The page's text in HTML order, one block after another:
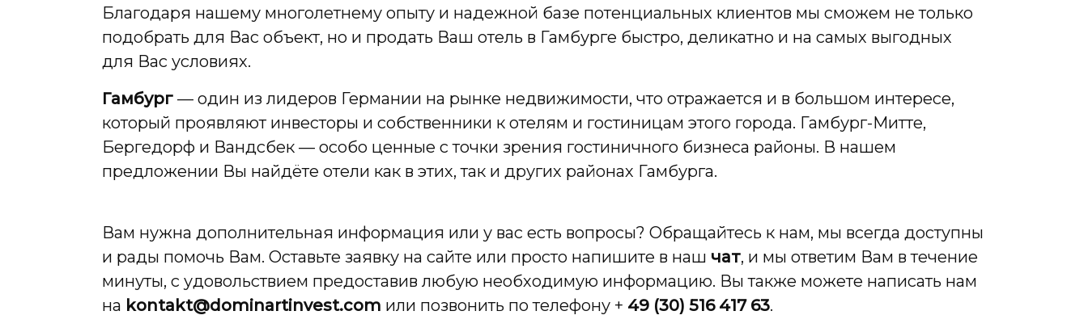
Благодаря нашему многолетнему опыту и надежной базе потенциальных клиентов мы сможем не только
подобрать для Вас объект, но и продать Ваш отель в Гамбурге быстро, деликатно и на самых выгодных
для Вас условиях.
Гамбург — один из лидеров Германии на рынке недвижимости, что отражается и в большом интересе,
который проявляют инвесторы и собственники к отелям и гостиницам этого города. Гамбург-Митте,
Бергедорф и Вандсбек — особо ценные с точки зрения гостиничного бизнеса районы. В нашем
предложении Вы найдёте отели как в этих, так и других районах Гамбурга.
Вам нужна дополнительная информация или у вас есть вопросы? Обращайтесь к нам, мы всегда доступны
и рады помочь Вам. Оставьте заявку на сайте или просто напишите в наш чат, и мы ответим Вам в течение
минуты, с удовольствием предоставив любую необходимую информацию. Вы также можете написать нам
на kontakt@dominartinvest.com или позвонить по телефону + 49 (30) 516 417 63.